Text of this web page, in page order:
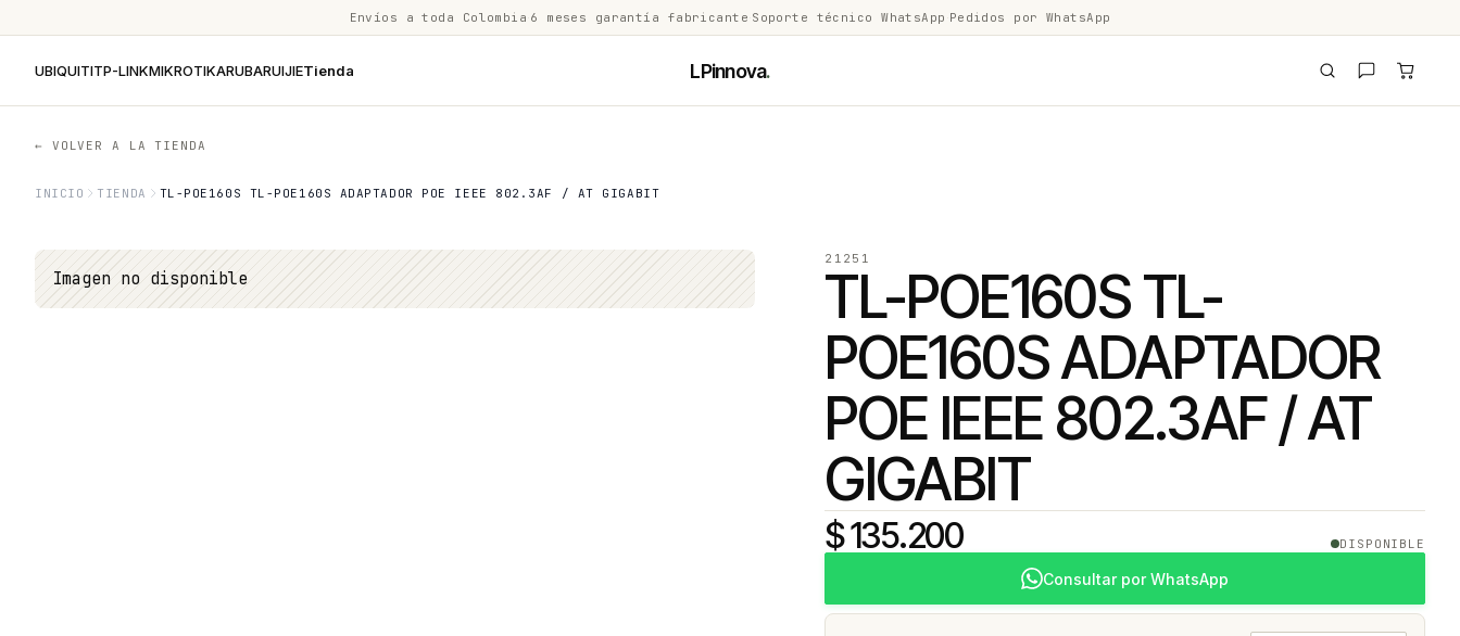
Envíos a toda Colombia 6 meses garantía fabricante Soporte técnico WhatsApp Pedidos por WhatsApp
UBIQUITITP-LINKMIKROTIKARUBARUIJIETienda LPinnova.
← VOLVER A LA TIENDA
INICIO TIENDA TL-POE160S TL-POE160S ADAPTADOR POE IEEE 802.3AF / AT GIGABIT
Imagen no disponible
21251
TL-POE160S TL-
POE160S ADAPTADOR
POE IEEE 802.3AF / AT
GIGABIT
$ 135.200 DISPONIBLE
Consultar por WhatsApp